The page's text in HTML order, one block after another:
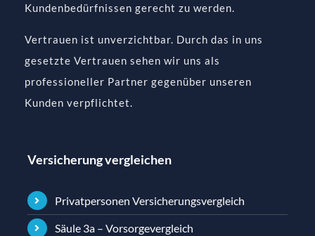
Kundenbedürfnissen gerecht zu werden.
Vertrauen ist unverzichtbar. Durch das in uns
gesetzte Vertrauen sehen wir uns als
professioneller Partner gegenüber unseren
Kunden verpflichtet.
Versicherung vergleichen
Privatpersonen Versicherungsvergleich
Säule 3a – Vorsorgevergleich